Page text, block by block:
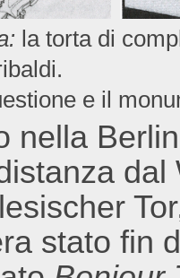
la torta di
e il
nella
stato fin